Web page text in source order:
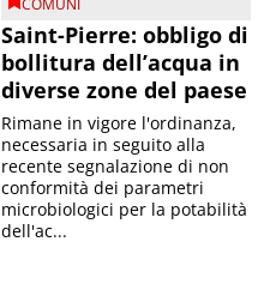
COMUNI
Saint-Pierre: obbligo di
bollitura dell’acqua in
diverse zone del paese
Rimane in vigore l'ordinanza,
necessaria in seguito alla
recente segnalazione di non
conformità dei parametri
microbiologici per la potabilità
dell'ac...